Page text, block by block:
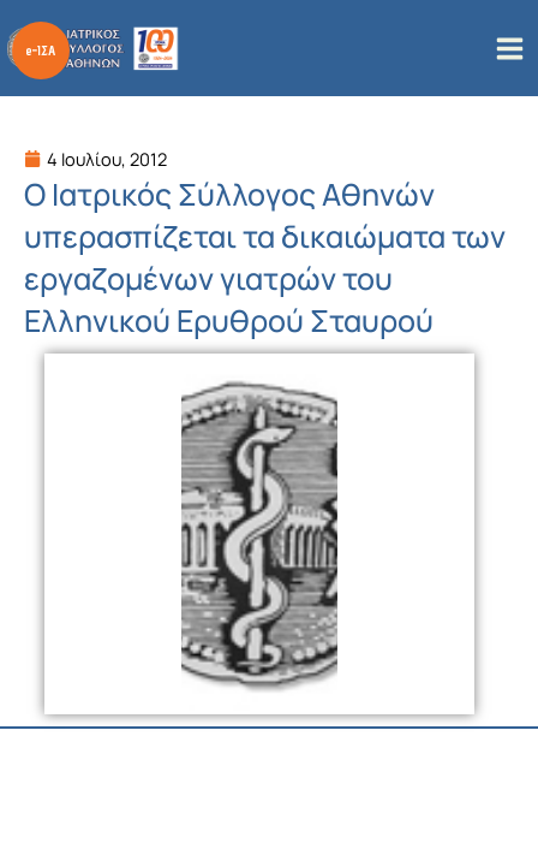
στο
περιεχόμενο
4 Ιουλίου, 2012
O Ιατρικός Σύλλογος Αθηνών
υπερασπίζεται τα δικαιώματα των
εργαζομένων γιατρών του
Ελληνικού Ερυθρού Σταυρού